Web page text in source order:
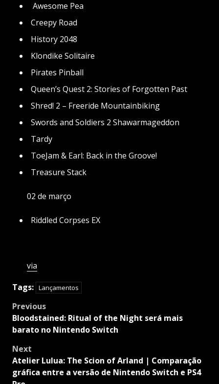
Awesome Pea
Creepy Road
History 2048
Klondike Solitaire
Pirates Pinball
Queen’s Quest 2: Stories of Forgotten Past
Shred! 2 – Freeride Mountainbiking
Swords and Soldiers 2 Shawarmageddon
Tardy
ToeJam & Earl: Back in the Groove!
Treasure Stack
02 de março
Riddled Corpses EX
via
Tags: Lançamentos
Post
navigation
Previous
Bloodstained: Ritual of the Night será mais
barato no Nintendo Switch
Next
Atelier Lulua: The Scion of Arland | Comparação
gráfica entre a versão de Nintendo Switch e PS4